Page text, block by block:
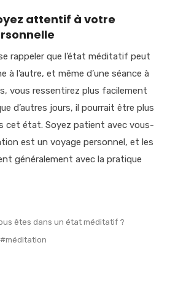
attentif à votre
rappeler que l’état méditatif peut
à l’autre, et même d’une séance à
vous ressentirez plus facilement
d’autres jours, il pourrait être plus
cet état. Soyez patient avec vous-
est un voyage personnel, et les
généralement avec la pratique
êtes dans un état méditatif ?
méditation